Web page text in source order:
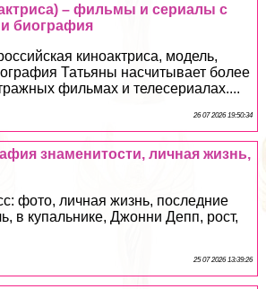
– фильмы и сериалы с
биография
киноактриса, модель,
Татьяны насчитывает более
фильмах и телесериалах....
26 07 2026 19:50:34
знаменитости, личная жизнь,
фото, личная жизнь, последние
в купальнике, Джонни Депп, рост,
25 07 2026 13:39:26